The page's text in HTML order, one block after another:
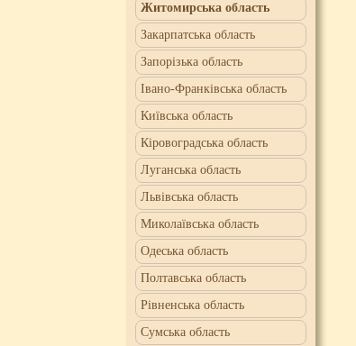
Житомирська область
Закарпатська область
Запорізька область
Івано-Франківська область
Київська область
Кіровоградська область
Луганська область
Львівська область
Миколаївська область
Одеська область
Полтавська область
Рівненська область
Сумська область